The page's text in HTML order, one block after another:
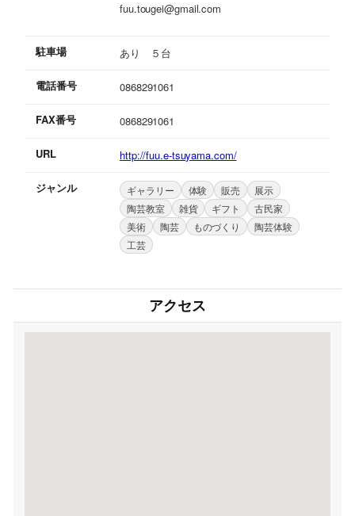
fuu.tougei@gmail.com
駐車場 あり ５台
電話番号 0868291061
FAX番号 0868291061
URL http://fuu.e-tsuyama.com/
ジャンル ギャラリー 体験 販売
展示
陶芸教室
雑貨 ギフト
古民家
美術
陶芸 ものづくり
陶芸体験
工芸
アクセス